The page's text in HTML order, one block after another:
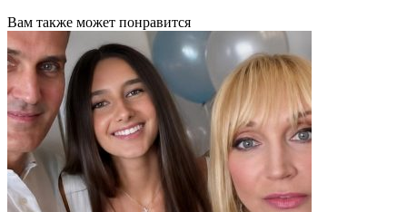
Вам также может понравится